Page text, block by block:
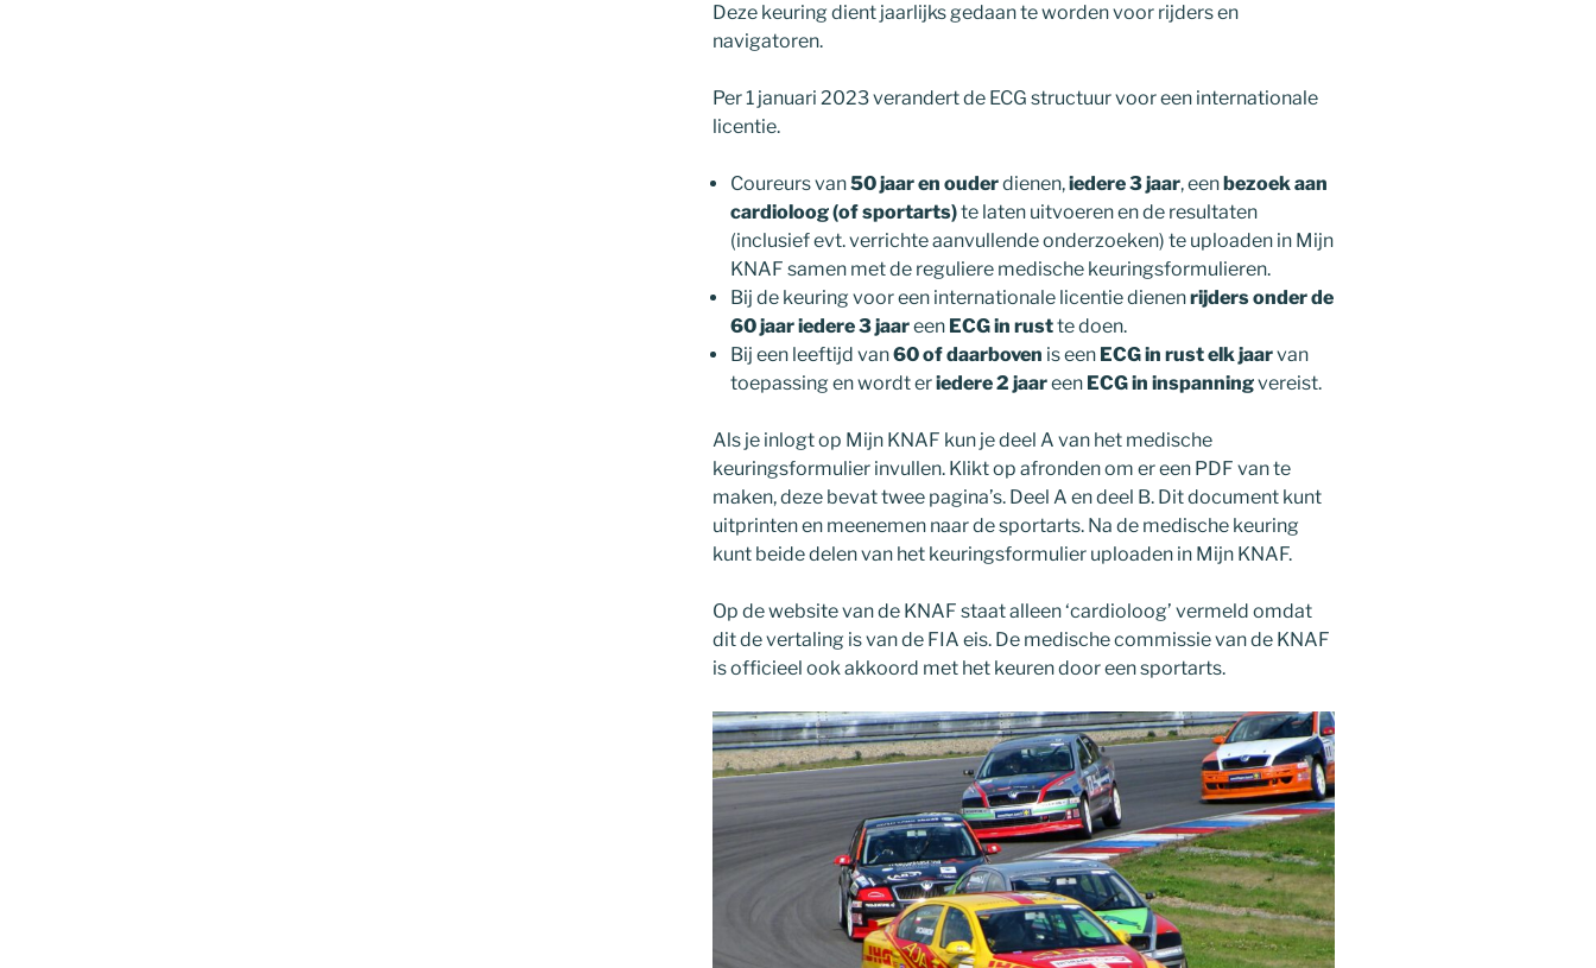
Deze keuring dient jaarlijks gedaan te worden voor rijders en
navigatoren.
Per 1 januari 2023 verandert de ECG structuur voor een internationale
licentie.
Coureurs van50 jaar en ouderdienen,iedere 3 jaar, eenbezoek aan
cardioloog (of sportarts)te laten uitvoeren en de resultaten
(inclusief evt. verrichte aanvullende onderzoeken) te uploaden in Mijn
KNAF samen met de reguliere medische keuringsformulieren.
Bij de keuring voor een internationale licentie dienenrijders onder de
60 jaar iedere 3 jaareen ECG in rustte doen.
Bij een leeftijd van60 of daarboven is een ECG in rust elk jaarvan
toepassing en wordt eriedere 2 jaareen ECG in inspanningvereist.
Als je inlogt op Mijn KNAF kun je deel A van het medische
keuringsformulier invullen. Klikt op afronden om er een PDF van te
maken, deze bevat twee pagina’s. Deel A en deel B. Dit document kunt
uitprinten en meenemen naar de sportarts. Na de medische keuring
kunt beide delen van het keuringsformulier uploaden in Mijn KNAF.
Op de website van de KNAF staat alleen ‘cardioloog’ vermeld omdat
dit de vertaling is van de FIA eis. De medische commissie van de KNAF
is officieel ook akkoord met het keuren door een sportarts.